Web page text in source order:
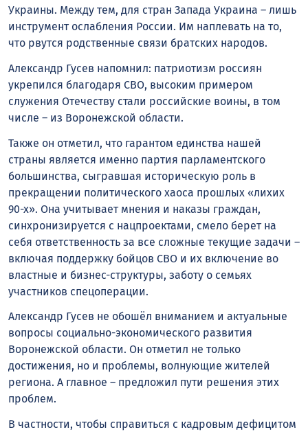
Украины. Между тем, для стран Запада Украина – лишь
инструмент ослабления России. Им наплевать на то,
что рвутся родственные связи братских народов.
Александр Гусев напомнил: патриотизм россиян
укрепился благодаря СВО, высоким примером
служения Отечеству стали российские воины, в том
числе – из Воронежской области.
Также он отметил, что гарантом единства нашей
страны является именно партия парламентского
большинства, сыгравшая историческую роль в
прекращении политического хаоса прошлых «лихих
90-х». Она учитывает мнения и наказы граждан,
синхронизируется с нацпроектами, смело берет на
себя ответственность за все сложные текущие задачи –
включая поддержку бойцов СВО и их включение во
властные и бизнес-структуры, заботу о семьях
участников спецоперации.
Александр Гусев не обошёл вниманием и актуальные
вопросы социально-экономического развития
Воронежской области. Он отметил не только
достижения, но и проблемы, волнующие жителей
региона. А главное – предложил пути решения этих
проблем.
В частности, чтобы справиться с кадровым дефицитом